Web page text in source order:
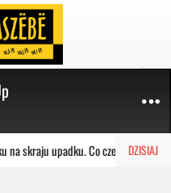
DZISIAJ
skraju upadku. Co czeka placówkę?